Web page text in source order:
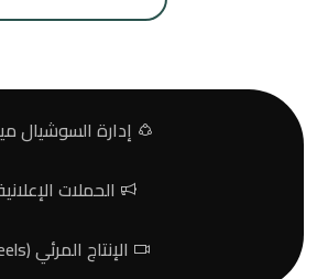
إدارة السوشيال
الحملات
الإنتاج المرئي (Reels)